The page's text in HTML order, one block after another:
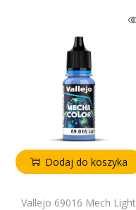
Dodaj do koszyka
Vallejo 69016 Mech Light